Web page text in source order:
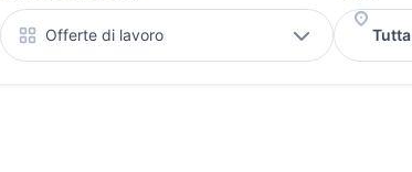
Offerte di lavoro